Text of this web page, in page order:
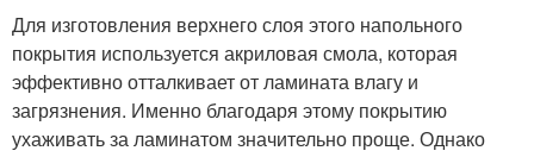
Для изготовления верхнего слоя этого напольного
покрытия используется акриловая смола, которая
эффективно отталкивает от ламината влагу и
загрязнения. Именно благодаря этому покрытию
ухаживать за ламинатом значительно проще. Однако